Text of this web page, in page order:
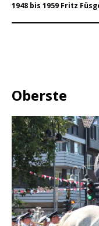
1948 bis 1959 Fritz
Oberste